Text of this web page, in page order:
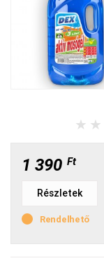
★ ★
1 390 Ft
Részletek
Rendelhető